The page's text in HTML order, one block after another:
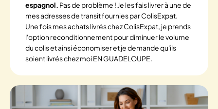
espagnol. Pas de problème ! Je les fais livrer à une de
mes adresses de transit fournies par ColisExpat.
Une fois mes achats livrés chez ColisExpat, je prends
l'option reconditionnement pour diminuer le volume
du colis et ainsi économiser et je demande qu'ils
soient livrés chez moi EN GUADELOUPE.